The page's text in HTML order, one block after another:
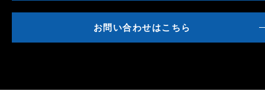
お問い合わせはこちら